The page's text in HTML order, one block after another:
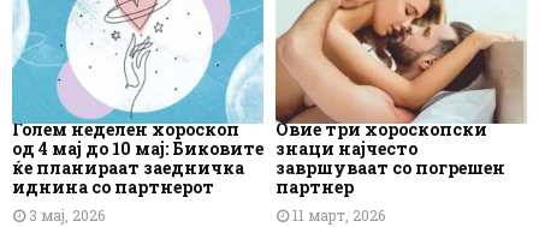
Голем неделен хороскоп
од 4 мај до 10 мај: Биковите
ќе планираат заедничка
иднина со партнерот
3 мај, 2026
Овие три хороскопски
знаци најчесто
завршуваат со погрешен
партнер
11 март, 2026